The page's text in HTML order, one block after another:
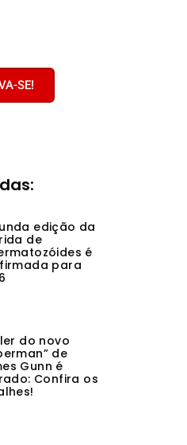
SE!
edição da
de
é
para
do novo
de
Gunn é
Confira os